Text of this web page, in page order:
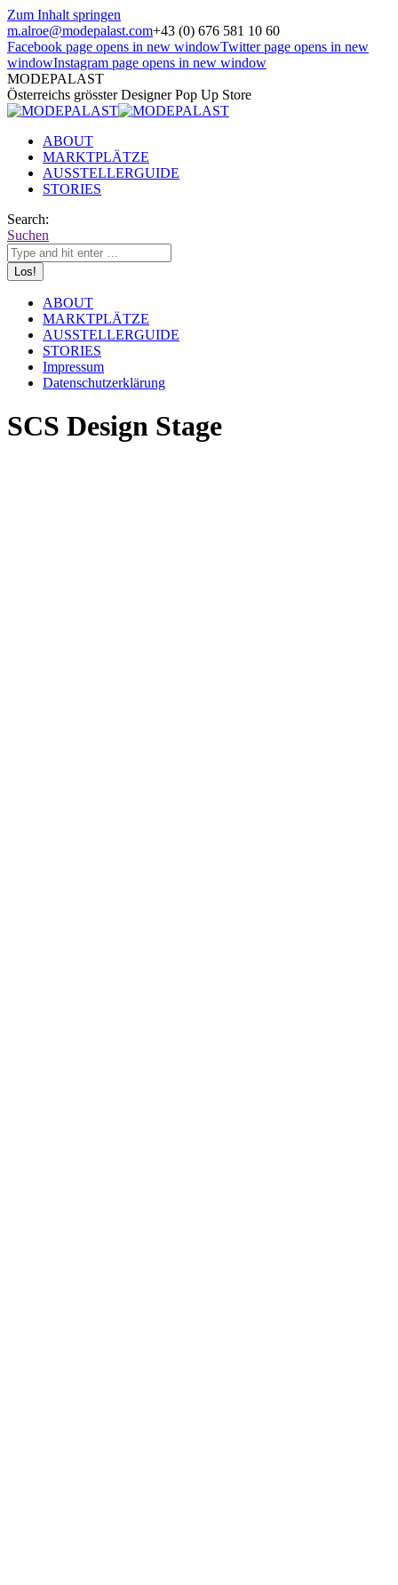
Zum Inhalt springen
m.alroe@modepalast.com+43 (0) 676 581 10 60
Facebook page opens in new windowTwitter page opens in new
windowInstagram page opens in new window
MODEPALAST
Österreichs grösster Designer Pop Up Store
ABOUT
MARKTPLÄTZE
AUSSTELLERGUIDE
STORIES
Search:
Suchen
ABOUT
MARKTPLÄTZE
AUSSTELLERGUIDE
STORIES
Impressum
Datenschutzerklärung
SCS Design Stage